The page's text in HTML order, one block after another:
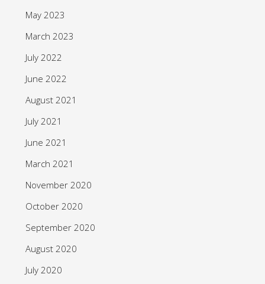
May 2023
March 2023
July 2022
June 2022
August 2021
July 2021
June 2021
March 2021
November 2020
October 2020
September 2020
August 2020
July 2020